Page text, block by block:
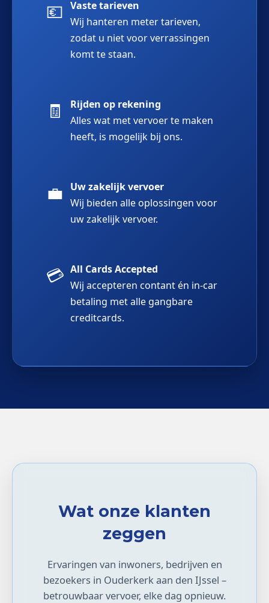
💶 Vaste tarieven
Wij hanteren meter tarieven,
zodat u niet voor verrassingen
komt te staan.
🧾
Rijden op rekening
Alles wat met vervoer te maken
heeft, is mogelijk bij ons.
💼
Uw zakelijk vervoer
Wij bieden alle oplossingen voor
uw zakelijk vervoer.
💳 All Cards Accepted
Wij accepteren contant én in-car
betaling met alle gangbare
creditcards.
Wat onze klanten
zeggen
Ervaringen van inwoners, bedrijven en
bezoekers in Ouderkerk aan den IJssel –
betrouwbaar vervoer, elke dag opnieuw.